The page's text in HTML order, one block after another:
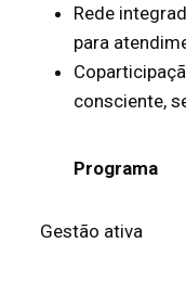
Rede
para
consciente,
Programa
Gestão ativa